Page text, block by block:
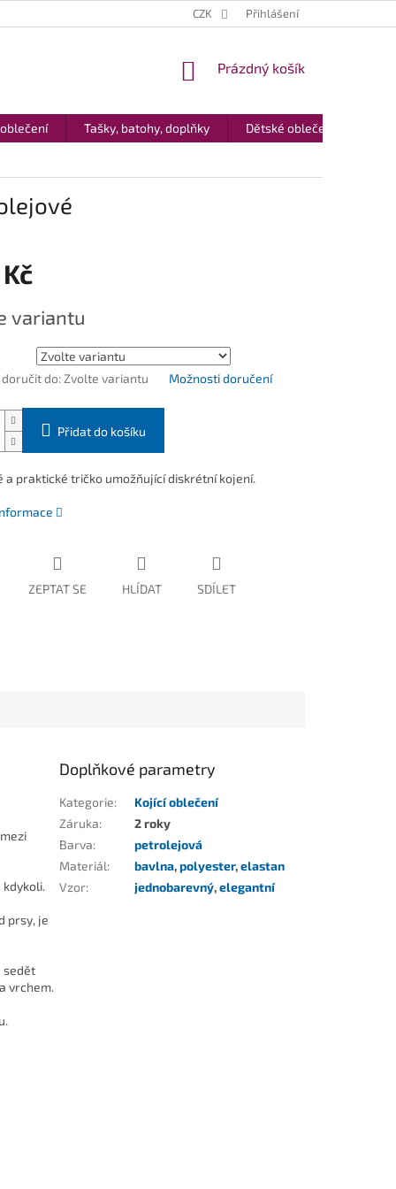
CZK Přihlášení
NÁKUPNÍ
Prázdný košík
Tašky, batohy, doplňky Dětské oblečení
variantu
do: Zvolte variantu Možnosti doručení
Přidat do košíku
a praktické tričko umožňující diskrétní kojení.
ZEPTAT SE HLÍDAT SDÍLET
prsy, je
sedět
vrchem.
Doplňkové parametry
Kategorie:
Kojící oblečení
Záruka:
2 roky
Barva:
petrolejová
Materiál: bavlna,polyester,elastan
Vzor: jednobarevný,elegantní